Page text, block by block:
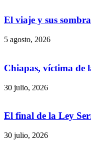
El viaje y sus
5 agosto, 2026
Chiapas, víctima de
30 julio, 2026
El final de la Ley
30 julio, 2026